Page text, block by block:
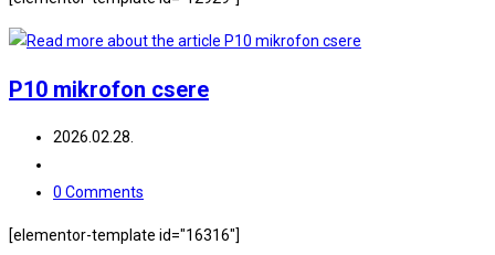
P10 mikrofon csere
Post
2026.02.28.
category:
Post
0 Comments
[elementor-template id="16316"]